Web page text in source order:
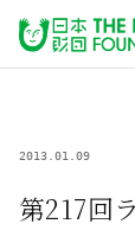
2013.01.09
第217回